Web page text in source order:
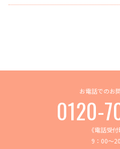
お電話でのお
0120-
《電話受付
9：00～